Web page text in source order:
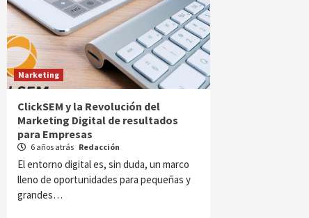
Marketing
ClickSEM y la Revolución del
Marketing Digital de resultados
para Empresas
6 años atrás Redacción
El entorno digital es, sin duda, un marco
lleno de oportunidades para pequeñas y
grandes…